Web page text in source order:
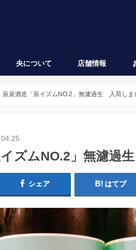
央について 店舗情報
辰泉酒造「辰イズムNO.2」無濾過生 入荷しま
ズムNO.2」無濾過
シェア はてブ